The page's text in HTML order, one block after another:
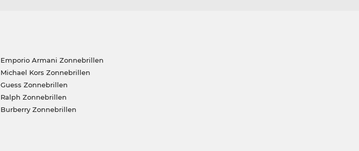
Emporio Armani Zonnebrillen
Michael Kors Zonnebrillen
Guess Zonnebrillen
Ralph Zonnebrillen
Burberry Zonnebrillen